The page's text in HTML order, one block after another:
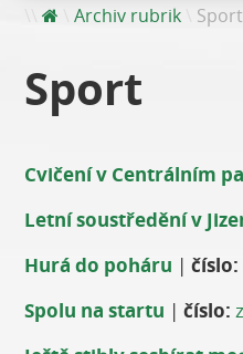
Archiv rubrik Sport
Sport
Cvičení v Centrálním
Letní soustředění v
Hurá do poháru |číslo:
Spolu na startu |číslo: